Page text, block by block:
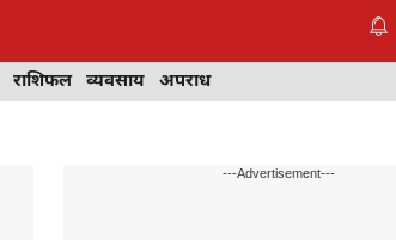
राशिफल व्यवसाय अपराध
---Advertisement---